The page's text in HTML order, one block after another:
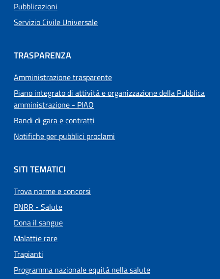
Pubblicazioni
Servizio Civile Universale
TRASPARENZA
Amministrazione trasparente
Piano integrato di attività e organizzazione della Pubblica
amministrazione - PIAO
Bandi di gara e contratti
Notifiche per pubblici proclami
SITI TEMATICI
Trova norme e concorsi
PNRR - Salute
Dona il sangue
Malattie rare
Trapianti
Programma nazionale equità nella salute